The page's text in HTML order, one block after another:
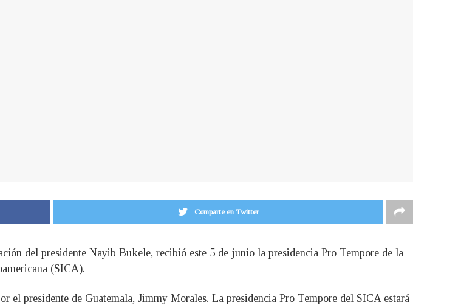
Comparte en Twitter
del presidente Nayib Bukele, recibió este 5 de junio la presidencia Pro Tempore de la
(SICA).
el presidente de Guatemala, Jimmy Morales. La presidencia Pro Tempore del SICA estará